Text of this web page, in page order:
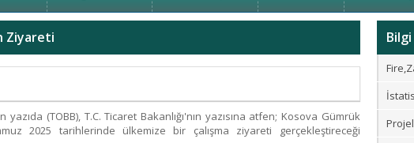
Ziyareti
(TOBB), T.C. Ticaret Bakanlığı'nın yazısına atfen; Kosova Gümrük
2025 tarihlerinde ülkemize bir çalışma ziyareti gerçekleştireceği
Bilgi